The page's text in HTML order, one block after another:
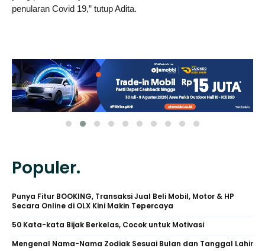
penularan Covid 19,” tutup Adita.
Populer.
Punya Fitur BOOKING, Transaksi Jual Beli Mobil, Motor & HP
Secara Online di OLX Kini Makin Tepercaya
50 Kata-kata Bijak Berkelas, Cocok untuk Motivasi
Mengenal Nama-Nama Zodiak Sesuai Bulan dan Tanggal Lahir